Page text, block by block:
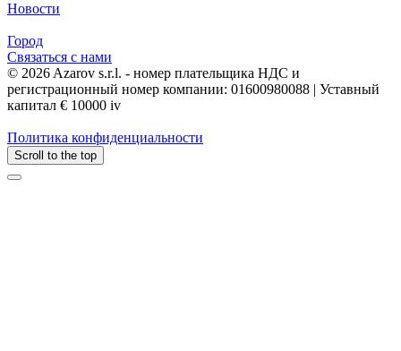
Новости
Город
Связаться с нами
© 2026 Azarov s.r.l. - номер плательщика НДС и
регистрационный номер компании: 01600980088 | Уставный
капитал € 10000 iv
Политика конфиденциальности
Scroll to the top